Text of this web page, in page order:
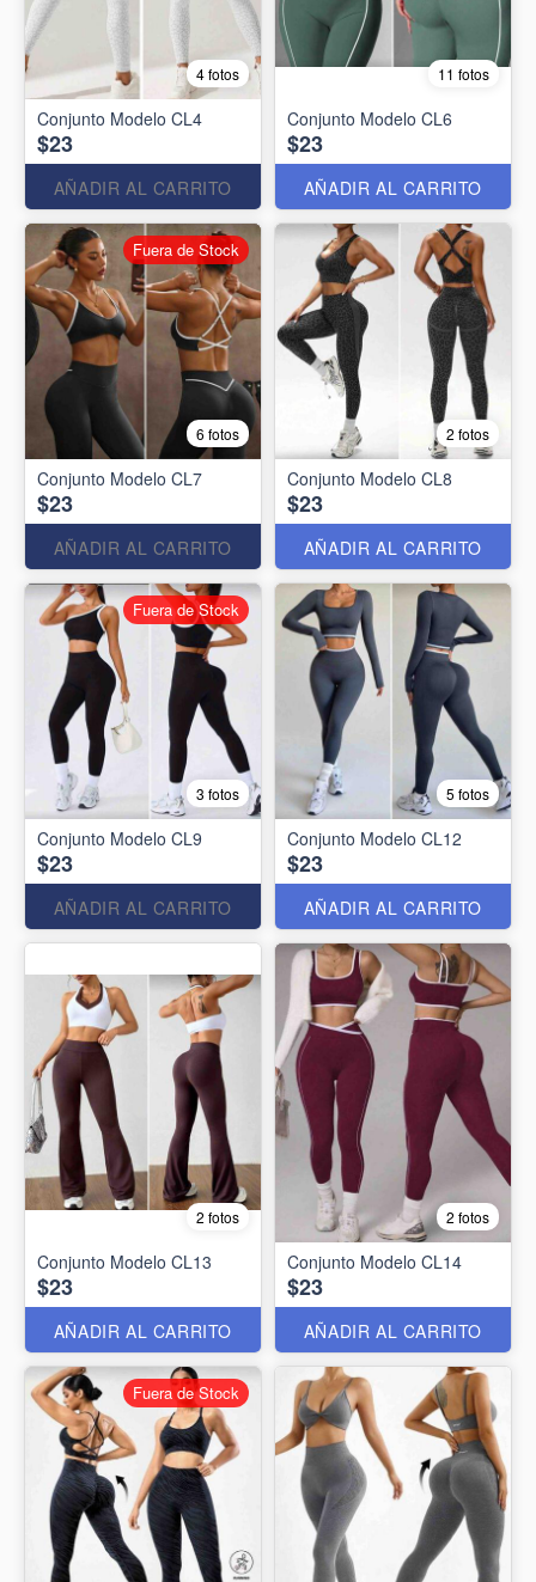
4 fotos
Conjunto Modelo CL4
$23
AÑADIR AL CARRITO
11 fotos
Conjunto Modelo CL6
$23
AÑADIR AL CARRITO
6 fotos
Conjunto Modelo CL7
$23
AÑADIR AL CARRITO
Fuera de Stock
2 fotos
Conjunto Modelo CL8
$23
AÑADIR AL CARRITO
3 fotos
Conjunto Modelo CL9
$23
AÑADIR AL CARRITO
Fuera de Stock
5 fotos
Conjunto Modelo CL12
$23
AÑADIR AL CARRITO
2 fotos
Conjunto Modelo CL13
$23
AÑADIR AL CARRITO
2 fotos
Conjunto Modelo CL14
$23
AÑADIR AL CARRITO
Fuera de Stock